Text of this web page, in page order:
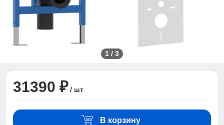
1 / 3
31390 ₽ / шт
В корзину